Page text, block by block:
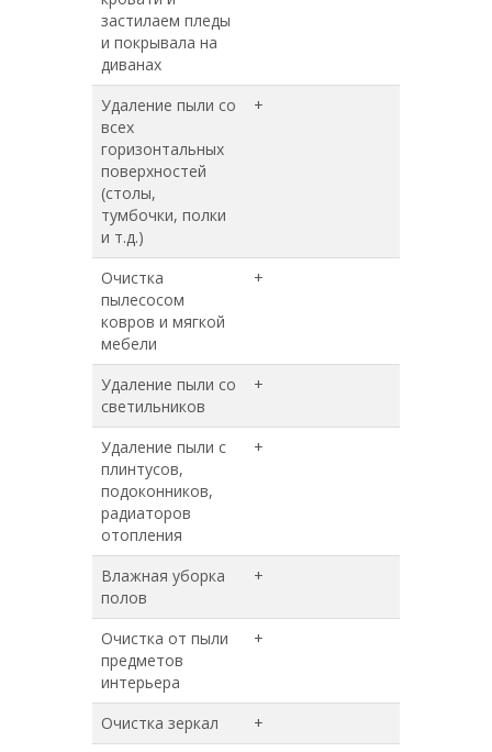
застилаем пледы
и покрывала на
диванах
Удаление пыли со
всех
горизонтальных
поверхностей
(столы,
тумбочки, полки
и т.д.)
+
Очистка
пылесосом
ковров и мягкой
мебели
+
Удаление пыли со
светильников
+
Удаление пыли с
плинтусов,
подоконников,
радиаторов
отопления
+
Влажная уборка
полов
+
Очистка от пыли
предметов
интерьера
+
Очистка зеркал +